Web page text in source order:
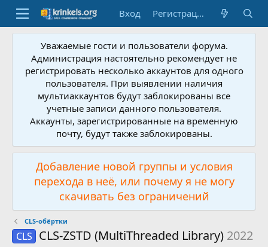
Вход Регистрация
Уважаемые гости и пользователи форума.
Администрация настоятельно рекомендует не
регистрировать несколько аккаунтов для одного
пользователя. При выявлении наличия
мультиаккаунтов будут заблокированы все
учетные записи данного пользователя.
Аккаунты, зарегистрированные на временную
почту, будут также заблокированы.
Добавление новой группы и условия
перехода в неё, или почему я не могу
скачивать без ограничений
CLS-обёртки
CLS CLS-ZSTD (MultiThreaded Library) 2022